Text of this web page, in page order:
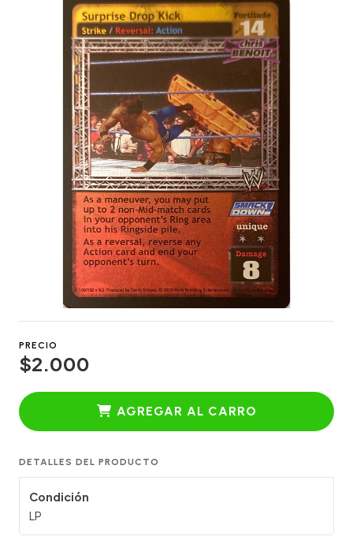
PRECIO
$2.000
AGREGAR AL CARRO
DETALLES DEL PRODUCTO
Condición
LP